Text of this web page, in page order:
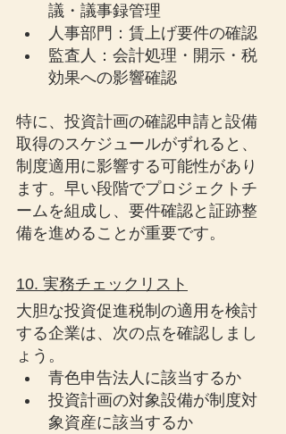
議・議事録管理
人事部門：賃上げ要件の確認
監査人：会計処理・開示・税
効果への影響確認
特に、投資計画の確認申請と設備
取得のスケジュールがずれると、
制度適用に影響する可能性があり
ます。早い段階でプロジェクトチ
ームを組成し、要件確認と証跡整
備を進めることが重要です。
10. 実務チェックリスト
大胆な投資促進税制の適用を検討
する企業は、次の点を確認しまし
ょう。
青色申告法人に該当するか
投資計画の対象設備が制度対
象資産に該当するか